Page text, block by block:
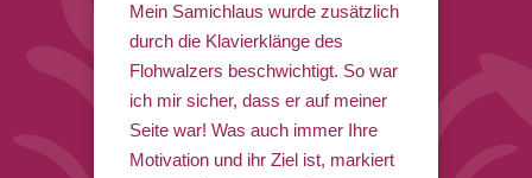
Mein Samichlaus wurde zusätzlich
durch die Klavierklänge des
Flohwalzers beschwichtigt. So war
ich mir sicher, dass er auf meiner
Seite war! Was auch immer Ihre
Motivation und ihr Ziel ist, markiert